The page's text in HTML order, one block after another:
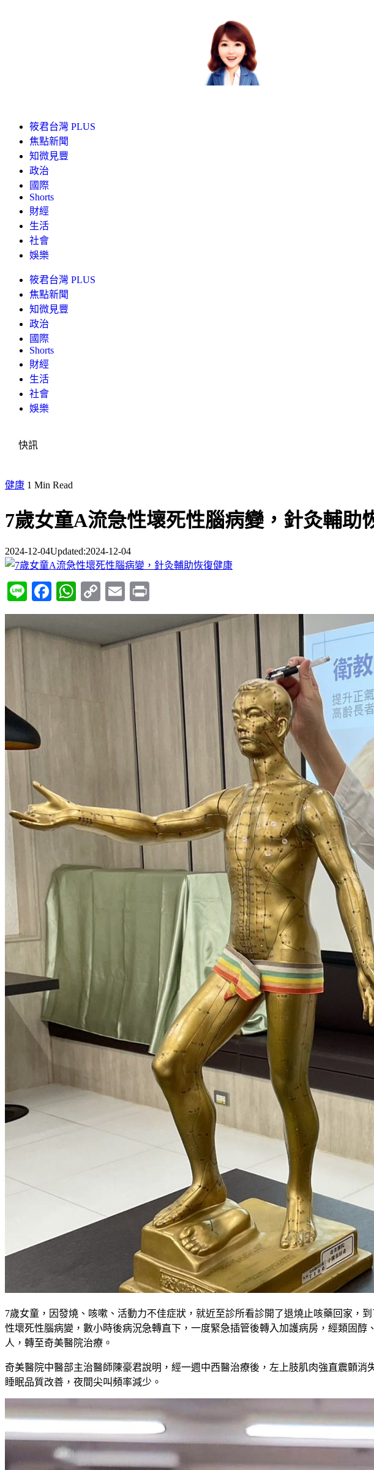
筱君台灣 PLUS
焦點新聞
知微見豐
政治
國際
Shorts
財經
生活
社會
娛樂
筱君台灣 PLUS
焦點新聞
知微見豐
政治
國際
Shorts
財經
生活
社會
娛樂
快訊
健康 1 Min Read
7歲女童A流急性壞死性腦病變，針灸輔助
2024-12-04Updated:2024-12-04
LineFacebook
WhatsApp
Copy
Link
Email
7歲女童，因發燒、咳嗽、活動力不佳症狀，就近至診所看診開了退燒止咳藥回家，
性壞死性腦病變，數小時後病況急轉直下，一度緊急插管後轉入加護病房，經類固
人，轉至奇美醫院治療。
奇美醫院中醫部主治醫師陳豪君說明，經一週中西醫治療後，左上肢肌肉強直震顫
睡眠品質改善，夜間尖叫頻率減少。